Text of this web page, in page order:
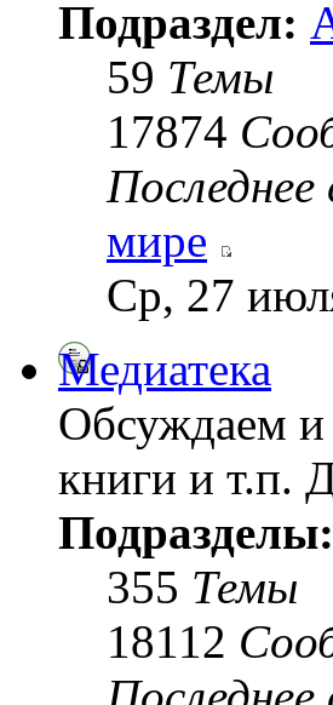
Подраздел:
59 Темы
17874
мире
Ср, 27
Медиатека
Обсуждаем
книги и т.п.
Подразделы:
355 Темы
18112